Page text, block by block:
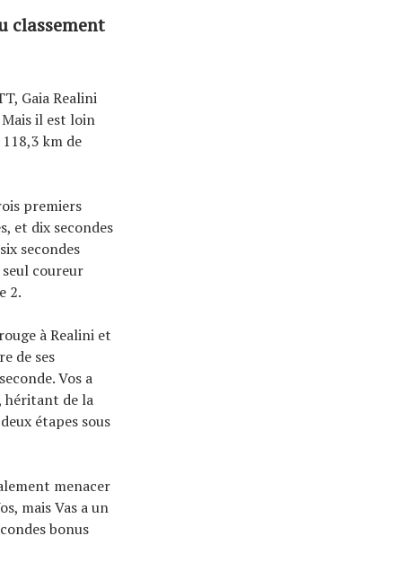
classement
Gaia Realini
il est loin
km de
premiers
et dix secondes
secondes
coureur
2.
à Realini et
de ses
Vos a
héritant de la
étapes sous
menacer
mais Vas a un
bonus